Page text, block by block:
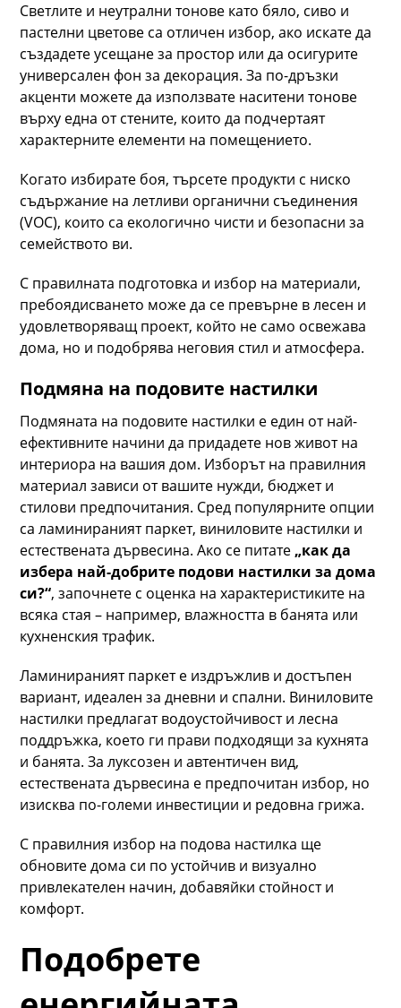
Светлите и неутрални тонове като бяло, сиво и
пастелни цветове са отличен избор, ако искате да
създадете усещане за простор или да осигурите
универсален фон за декорация. За по-дръзки
акценти можете да използвате наситени тонове
върху една от стените, които да подчертаят
характерните елементи на помещението.
Когато избирате боя, търсете продукти с ниско
съдържание на летливи органични съединения
(VOC), които са екологично чисти и безопасни за
семейството ви.
С правилната подготовка и избор на материали,
пребоядисването може да се превърне в лесен и
удовлетворяващ проект, който не само освежава
дома, но и подобрява неговия стил и атмосфера.
Подмяна на подовите настилки
Подмяната на подовите настилки е един от най-
ефективните начини да придадете нов живот на
интериора на вашия дом. Изборът на правилния
материал зависи от вашите нужди, бюджет и
стилови предпочитания. Сред популярните опции
са ламинираният паркет, виниловите настилки и
естествената дървесина. Ако се питате „как да
избера най-добрите подови настилки за дома
си?“, започнете с оценка на характеристиките на
всяка стая – например, влажността в банята или
кухненския трафик.
Ламинираният паркет е издръжлив и достъпен
вариант, идеален за дневни и спални. Виниловите
настилки предлагат водоустойчивост и лесна
поддръжка, което ги прави подходящи за кухнята
и банята. За луксозен и автентичен вид,
естествената дървесина е предпочитан избор, но
изисква по-големи инвестиции и редовна грижа.
С правилния избор на подова настилка ще
обновите дома си по устойчив и визуално
привлекателен начин, добавяйки стойност и
комфорт.
Подобрете